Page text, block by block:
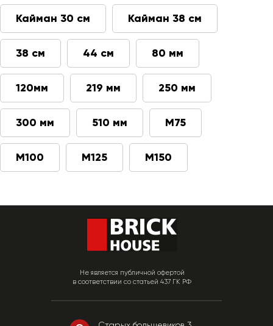
Кайман 30 см Кайман 38 см
38 см 44 см 80 мм
120мм 219 мм 250 мм
300 мм 510 мм М75
М100 М125 М150
Не является публичной офертой
в соответствии со статьей 437 ГК РФ